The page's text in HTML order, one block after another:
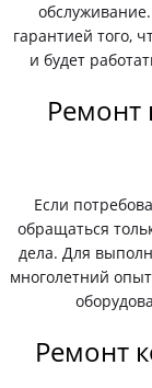
гарантией того,
и будет
Ремонт
Если
обращаться
дела. Для
многолетний
Ремонт